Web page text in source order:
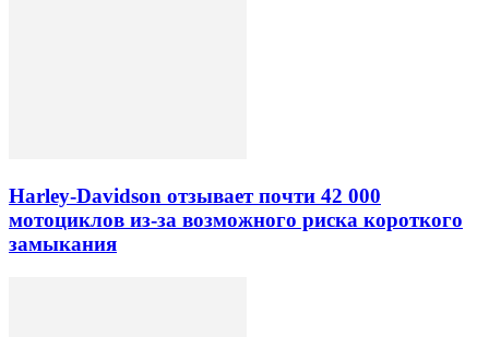
Harley-Davidson отзывает почти 42 000
мотоциклов из-за возможного риска короткого
замыкания